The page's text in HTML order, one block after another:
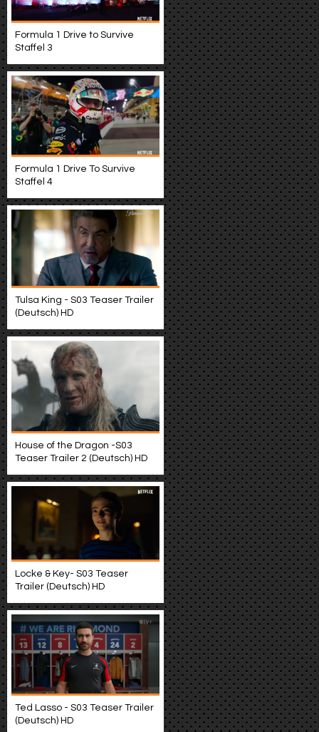
Formula 1 Drive to Survive
Staffel 3
Formula 1 Drive To Survive
Staffel 4
Tulsa King - S03 Teaser Trailer
(Deutsch) HD
House of the Dragon -S03
Teaser Trailer 2 (Deutsch) HD
Locke & Key- S03 Teaser
Trailer (Deutsch) HD
Ted Lasso - S03 Teaser Trailer
(Deutsch) HD